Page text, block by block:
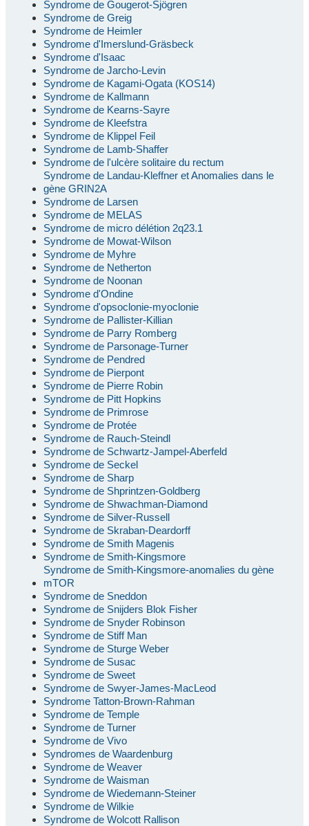
Syndrome de Gougerot-Sjögren
Syndrome de Greig
Syndrome de Heimler
Syndrome d'Imerslund-Gräsbeck
Syndrome d'Isaac
Syndrome de Jarcho-Levin
Syndrome de Kagami-Ogata (KOS14)
Syndrome de Kallmann
Syndrome de Kearns-Sayre
Syndrome de Kleefstra
Syndrome de Klippel Feil
Syndrome de Lamb-Shaffer
Syndrome de l'ulcère solitaire du rectum
Syndrome de Landau-Kleffner et Anomalies dans le
gène GRIN2A
Syndrome de Larsen
Syndrome de MELAS
Syndrome de micro délétion 2q23.1
Syndrome de Mowat-Wilson
Syndrome de Myhre
Syndrome de Netherton
Syndrome de Noonan
Syndrome d'Ondine
Syndrome d'opsoclonie-myoclonie
Syndrome de Pallister-Killian
Syndrome de Parry Romberg
Syndrome de Parsonage-Turner
Syndrome de Pendred
Syndrome de Pierpont
Syndrome de Pierre Robin
Syndrome de Pitt Hopkins
Syndrome de Primrose
Syndrome de Protée
Syndrome de Rauch-Steindl
Syndrome de Schwartz-Jampel-Aberfeld
Syndrome de Seckel
Syndrome de Sharp
Syndrome de Shprintzen-Goldberg
Syndrome de Shwachman-Diamond
Syndrome de Silver-Russell
Syndrome de Skraban-Deardorff
Syndrome de Smith Magenis
Syndrome de Smith-Kingsmore
Syndrome de Smith-Kingsmore-anomalies du gène
mTOR
Syndrome de Sneddon
Syndrome de Snijders Blok Fisher
Syndrome de Snyder Robinson
Syndrome de Stiff Man
Syndrome de Sturge Weber
Syndrome de Susac
Syndrome de Sweet
Syndrome de Swyer-James-MacLeod
Syndrome Tatton-Brown-Rahman
Syndrome de Temple
Syndrome de Turner
Syndrome de Vivo
Syndromes de Waardenburg
Syndrome de Weaver
Syndrome de Waisman
Syndrome de Wiedemann-Steiner
Syndrome de Wilkie
Syndrome de Wolcott Rallison